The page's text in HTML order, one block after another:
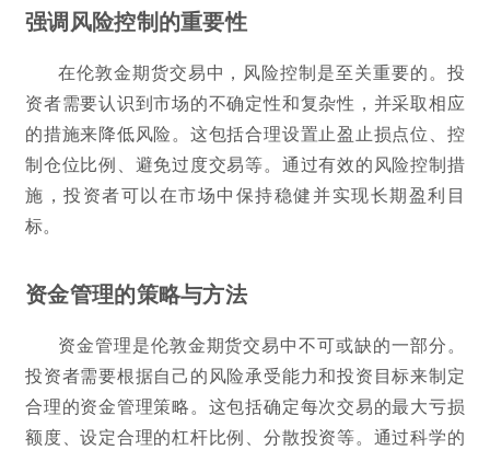
强调风险控制的重要性
在伦敦金期货交易中，风险控制是至关重要的。投
资者需要认识到市场的不确定性和复杂性，并采取相应
的措施来降低风险。这包括合理设置止盈止损点位、控
制仓位比例、避免过度交易等。通过有效的风险控制措
施，投资者可以在市场中保持稳健并实现长期盈利目
标。
资金管理的策略与方法
资金管理是伦敦金期货交易中不可或缺的一部分。
投资者需要根据自己的风险承受能力和投资目标来制定
合理的资金管理策略。这包括确定每次交易的最大亏损
额度、设定合理的杠杆比例、分散投资等。通过科学的